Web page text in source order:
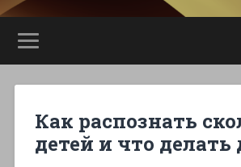
Как распознать
детей и что